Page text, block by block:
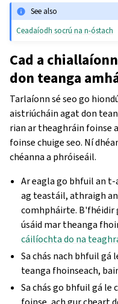
See also
Ceadaíodh socrú na n-óstach
Cad a
don teanga
Tarlaíonn sé seo go
aistriúcháin agat don
rian ar theaghráin foinse
foinse chuige seo. Ní
chéanna a phróiseáil.
Ar eagla go bhfuil an
ag teastáil, athraigh an
comhpháirte.
úsáid mar theanga
cáilíochta do na
Sa chás nach bhfuil gá
teanga fhoinseach,
Sa chás go bhfuil gá le